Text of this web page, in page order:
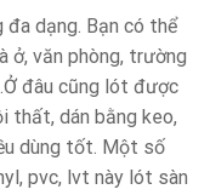
dạng. Bạn có thể
ở, văn phòng, trường
đâu cũng lót được
thất, dán bằng keo,
dùng tốt. Một số
pvc, lvt này lót sàn